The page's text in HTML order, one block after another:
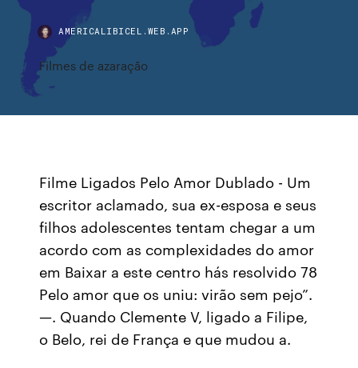
AMERICALIBICEL.WEB.APP
Filmes de azaração
Filme Ligados Pelo Amor Dublado - Um
escritor aclamado, sua ex-esposa e seus
filhos adolescentes tentam chegar a um
acordo com as complexidades do amor
em Baixar a este centro hás resolvido 78
Pelo amor que os uniu: virão sem pejo”.
—. Quando Clemente V, ligado a Filipe,
o Belo, rei de França e que mudou a.